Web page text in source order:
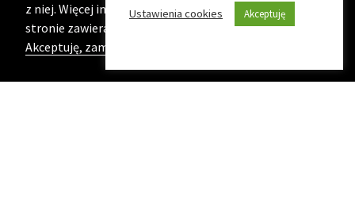
z niej. Więcej informacji na ten temat znajduje się na
stronie zawierającej naszą
Politykę prywatności
Akceptuję, zamknij komunikat
Ustawienia cookies Akceptuję